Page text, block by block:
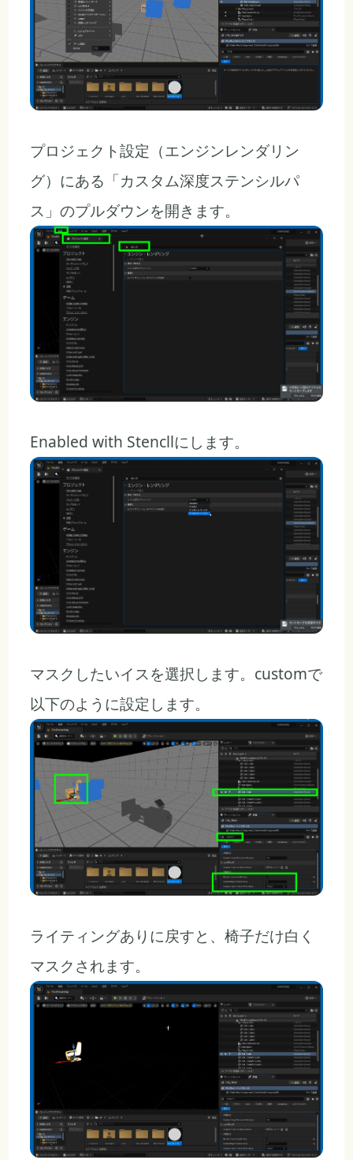
プロジェクト設定（エンジンレンダリン
グ）にある「カスタム深度ステンシルパ
ス」のプルダウンを開きます。
Enabled with Stencllにします。
マスクしたいイスを選択します。customで
以下のように設定します。
ライティングありに戻すと、椅子だけ白く
マスクされます。